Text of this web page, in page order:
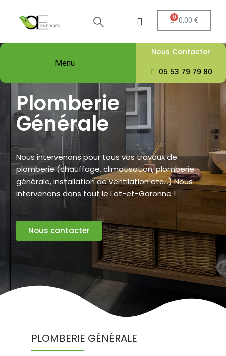
0,00 €
Menu
Nous Contacter
05 53 79 79 80
Plomberie
Générale
Nous intervenons pour tous vos travaux de
plomberie (chauffage, climatisation, plomberie
générale, installation de ventilation etc...) Nous
intervenons dans tout le Lot-et-Garonne !
Nous contacter
PLOMBERIE GÉNÉRALE